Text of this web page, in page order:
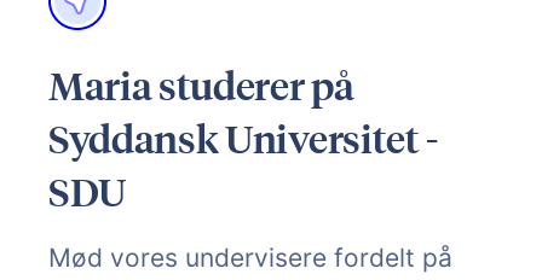
Maria studerer på
Syddansk Universitet -
SDU
Mød vores undervisere fordelt på